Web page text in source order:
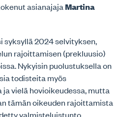
asianajajaMartina
syksyllä 2024 selvityksen,
rajoittamisen (prekluusio)
Nykyisin puolustuksella on
todisteita myös
vielä hovioikeudessa, mutta
tämän oikeuden rajoittamista
valmisteluistunto